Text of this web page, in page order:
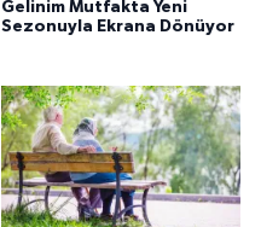
Gelinim Mutfakta Yeni
Sezonuyla Ekrana Dönüyor